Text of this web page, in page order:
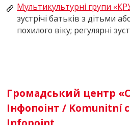
Мультикультурні групи «К
зустрічі батьків з дітьми
похилого віку; регулярні
Громадський центр
Інфопоінт / Komunitní